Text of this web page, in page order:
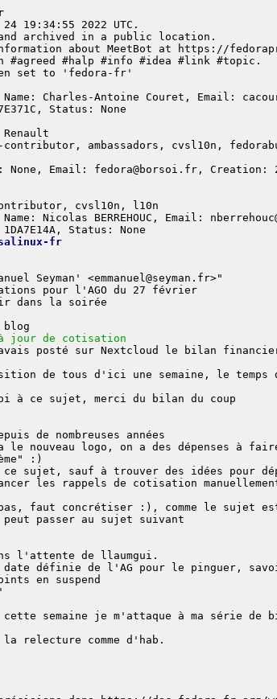
Charles-Antoine Couret, Email:
None, Email: fedora@borsoi.fr, Creation:
Nicolas BERREHOUC, Email:
fr
de cotisation
les rappels de cotisation